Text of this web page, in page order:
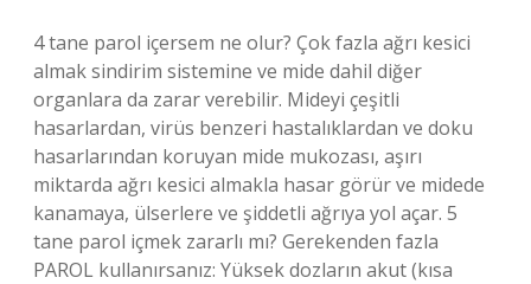
4 tane parol içersem ne olur? Çok fazla ağrı kesici
almak sindirim sistemine ve mide dahil diğer
organlara da zarar verebilir. Mideyi çeşitli
hasarlardan, virüs benzeri hastalıklardan ve doku
hasarlarından koruyan mide mukozası, aşırı
miktarda ağrı kesici almakla hasar görür ve midede
kanamaya, ülserlere ve şiddetli ağrıya yol açar. 5
tane parol içmek zararlı mı? Gerekenden fazla
PAROL kullanırsanız: Yüksek dozların akut (kısa